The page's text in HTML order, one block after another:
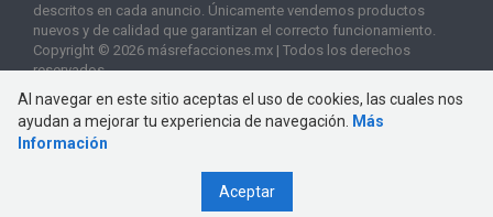
descritos en cada anuncio. Únicamente vendemos productos
nuevos y de calidad que garantizan el correcto funcionamiento.
Copyright © 2026 másrefacciones.mx | Todos los derechos
reservados
Al navegar en este sitio aceptas el uso de cookies, las cuales nos
ayudan a mejorar tu experiencia de navegación.
Más
Información
Aceptar